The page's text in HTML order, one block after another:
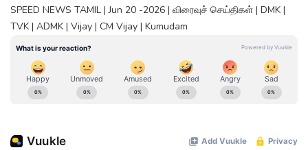
SPEED NEWS TAMIL | Jun 20 -2026 | விரைவுச் செய்திகள் | DMK |
TVK | ADMK | Vijay | CM Vijay | Kumudam